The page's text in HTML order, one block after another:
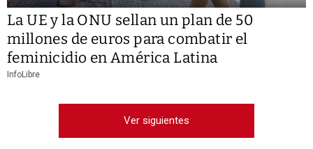
La UE y la ONU sellan un plan de 50
millones de euros para combatir el
feminicidio en América Latina
InfoLibre
Ver siguientes